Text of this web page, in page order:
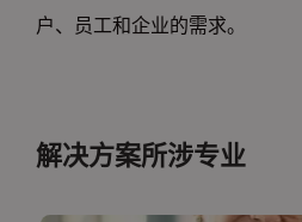
户、员工和企业的需求。
解决方案所涉专业